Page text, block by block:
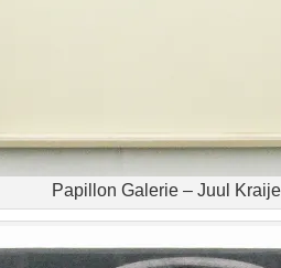
Papillon Galerie – Juul